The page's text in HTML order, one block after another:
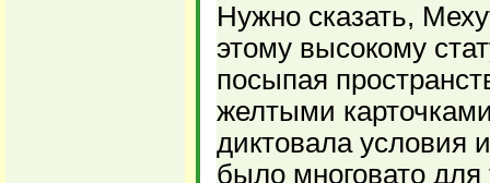
Нужно сказать,
этому высокому
посыпая
желтыми
диктовала условия
было многовато